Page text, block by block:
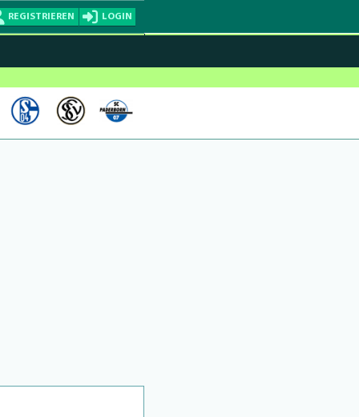
REGISTRIEREN LOGIN